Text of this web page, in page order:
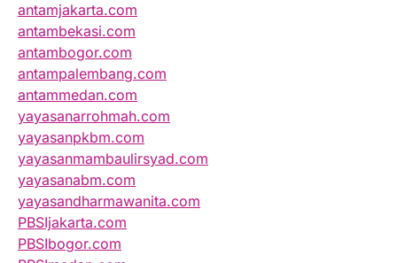
antamjakarta.com
antambekasi.com
antambogor.com
antampalembang.com
antammedan.com
yayasanarrohmah.com
yayasanpkbm.com
yayasanmambaulirsyad.com
yayasanabm.com
yayasandharmawanita.com
PBSIjakarta.com
PBSIbogor.com